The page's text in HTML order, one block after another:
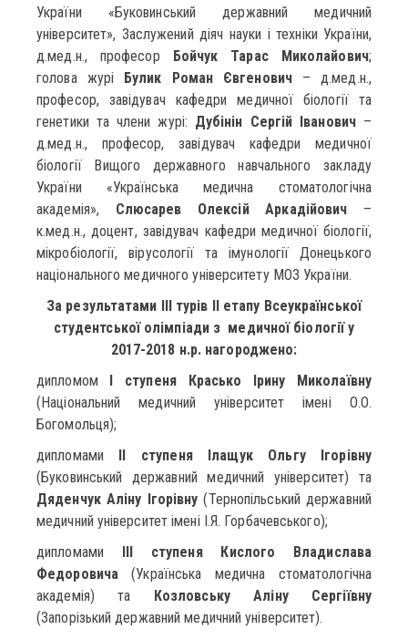
України «Буковинський державний медичний
університет», Заслужений діяч науки і техніки України,
д.мед.н., професор Бойчук Тарас Миколайович;
голова журі Булик Роман Євгенович– д.мед.н.,
професор, завідувач кафедри медичної біології та
генетики та члени журі: Дубінін Сергій Іванович–
д.мед.н., професор, завідувач кафедри медичної
біології Вищого державного навчального закладу
України «Українська медична стоматологічна
академія», Слюсарев Олексій Аркадійович –
к.мед.н., доцент, завідувач кафедри медичної біології,
мікробіології, вірусології та імунології Донецького
національного медичного університету МОЗ України.
За результатами ІІІ турів ІІ етапу Всеукраїнської
студентської олімпіади з медичної біології у
2017-2018 н.р. нагороджено:
дипломом І ступеня Красько Ірину Миколаївну
(Національний медичний університет імені О.О.
Богомольця);
дипломами ІІ ступеня Ілащук Ольгу Ігорівну
(Буковинський державний медичний університет) та
Дяденчук Аліну Ігорівну (Тернопільський державний
медичний університет імені І.Я. Горбачевського);
дипломами ІІІ ступеня Кислого Владислава
Федоровича (Українська медична стоматологічна
академія) та Козловську Аліну Сергіївну
(Запорізький державний медичний університет).